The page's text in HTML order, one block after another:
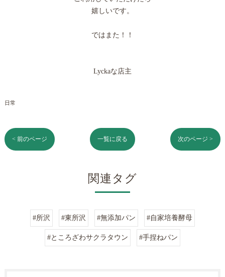
嬉しいです。
ではまた！！
Lyckaな店主
日常
< 前のページ 一覧に戻る 次のページ >
関連タグ
#所沢 #東所沢 #無添加パン #自家培養酵母
#ところざわサクラタウン #手捏ねパン